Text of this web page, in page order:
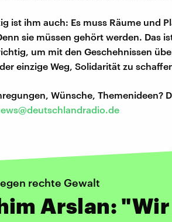
ist ihm auch: Es muss Räume und
sie müssen gehört werden. Das
um mit den Geschehnissen
einzige Weg, Solidarität zu
Wünsche, Themenideen?
rechte Gewalt
Arslan: